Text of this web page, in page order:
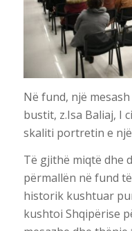
Në fund, një
bustit, z.Isa Baliaj, I
skaliti portretin e
Të gjithë miqtë dhe
përmallën në fund
historik kushtuar
kushtoi Shqipërise